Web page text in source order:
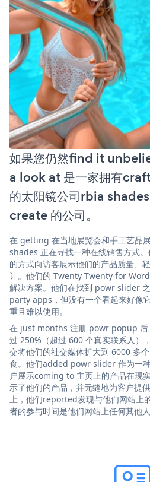
如果您仍然find it
a look at 是一家拥有
的太阳镜公司rbia
create 的公司。
在 getting 在当地展览会和手工艺品
shades 正在寻找一种在线销售方式
的方式向访客展示他们的产品质量、
计。他们的 Twenty Twenty for
解决方案。他们在找到 powr slider
party apps，但没有一个看起来好像
重且难以使用。
在 just months 注册 powr popup 后
过 250%（超过 600 个真实联系人
交将他们的社交媒体扩大到 6000 多
食。他们added powr slider 作为一
户展示coming to 主页上的产品在现
示了他们的产品，并无缝地为客户提
上，他们reported发现与他们网站上
者的参与时间是他们网站上任何其他人